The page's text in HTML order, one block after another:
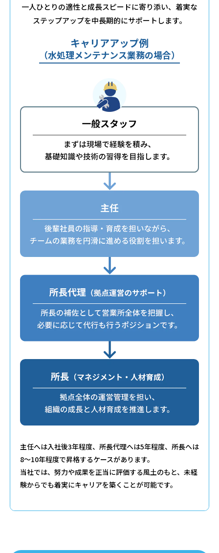
一人ひとりの適性と成長スピードに寄り添い、 着実な
ステップアップを中長期的にサポートします。
キャリアアップ例
（水処理メンテナンス業務の場合）
主任へは入社後3年程度、所長代理へは5年程度、所長へは
8〜10年程度で昇格するケースがあります。
当社では、努力や成果を正当に評価する風土のもと、未経
験からでも着実にキャリアを築くことが可能です。